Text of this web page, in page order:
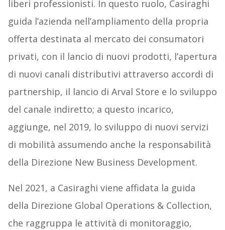
liberi professionisti. In questo ruolo, Casiraghi
guida l’azienda nell’ampliamento della propria
offerta destinata al mercato dei consumatori
privati, con il lancio di nuovi prodotti, l’apertura
di nuovi canali distributivi attraverso accordi di
partnership, il lancio di Arval Store ​​e lo sviluppo
del canale indiretto; a questo incarico,
aggiunge, nel 2019, lo sviluppo di nuovi servizi
di mobilità assumendo anche la responsabilità
della Direzione New Business Development.
Nel 2021, a Casiraghi viene affidata la guida
della Direzione Global Operations & Collection,
che raggruppa le attività di monitoraggio,